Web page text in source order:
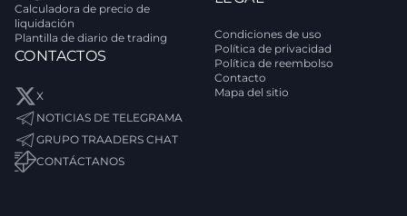
Calculadora de precio de
liquidación
Plantilla de diario de trading
CONTACTOS
X
NOTICIAS DE TELEGRAMA
GRUPO TRAADERS CHAT
CONTÁCTANOS
Condiciones de uso
Política de privacidad
Política de reembolso
Contacto
Mapa del sitio